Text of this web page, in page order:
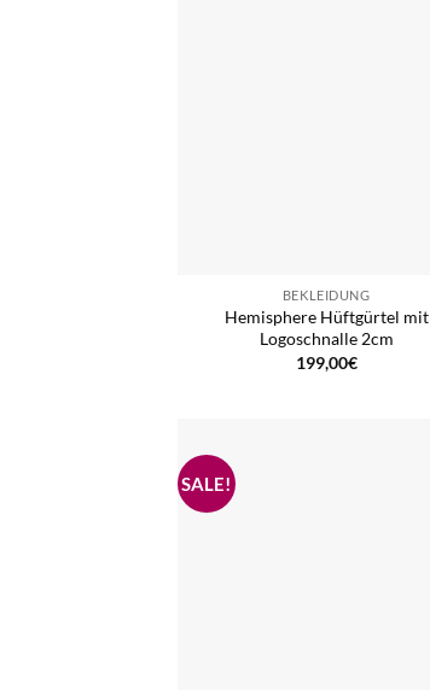
BEKLEIDUNG
Hemisphere Hüftgürtel mit
Logoschnalle 2cm
199,00€